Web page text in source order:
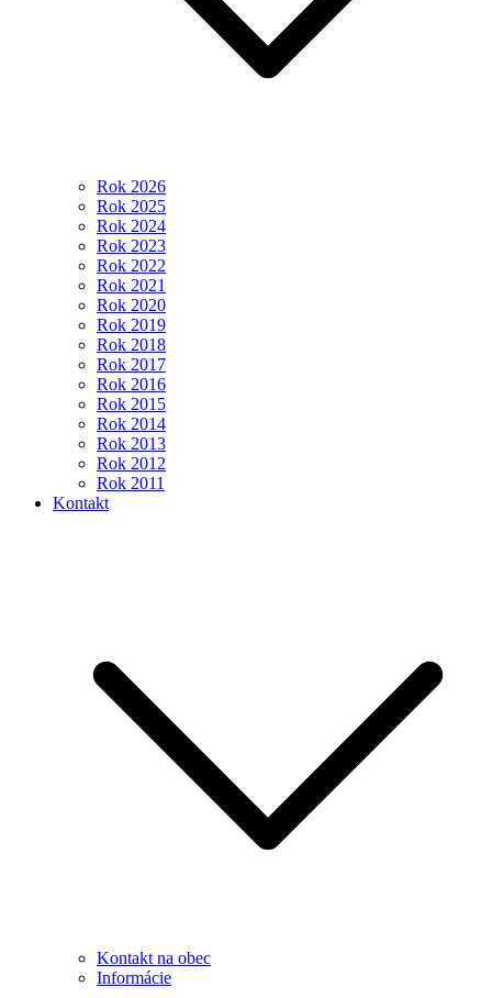
Rok 2026
Rok 2025
Rok 2024
Rok 2023
Rok 2022
Rok 2021
Rok 2020
Rok 2019
Rok 2018
Rok 2017
Rok 2016
Rok 2015
Rok 2014
Rok 2013
Rok 2012
Rok 2011
Kontakt
Kontakt na obec
Informácie